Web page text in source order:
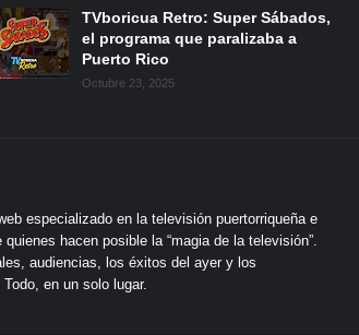
TVboricua Retro: Super Sábados,
el programa que paralizaba a
Puerto Rico
Octubre 23, 2025
especializado en la televisión puertorriqueña e
hacen posible la “magia de la televisión”.
audiencias, los éxitos del ayer y los
en un solo lugar.